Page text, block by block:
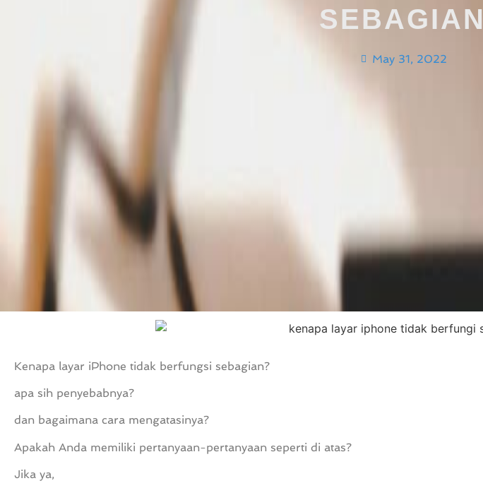
SEBAGIAN
May 31, 2022
Kenapa layar iPhone tidak berfungsi sebagian?
apa sih penyebabnya?
dan bagaimana cara mengatasinya?
Apakah Anda memiliki pertanyaan-pertanyaan seperti di atas?
Jika ya,